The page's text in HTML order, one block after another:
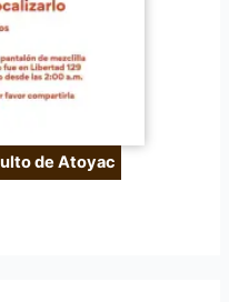
de Atoyac